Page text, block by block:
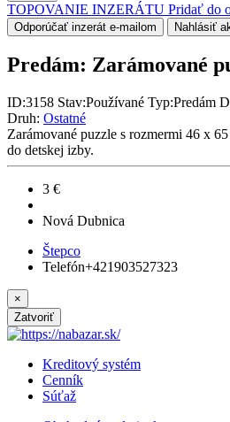
TOPOVANIE INZERÁTU Pridať do
Odporúčať inzerát e-mailom Nahlásiť
Predám: Zarámované
ID:3158 Stav:Používané Typ:Predám
Druh: Ostatné
Zarámované puzzle s rozmermi 46 x
do detskej izby.
3 €
Nová Dubnica
Štepco
Telefón+421903527323
×
Zatvoriť
Kreditový systém
Cenník
Súťaž